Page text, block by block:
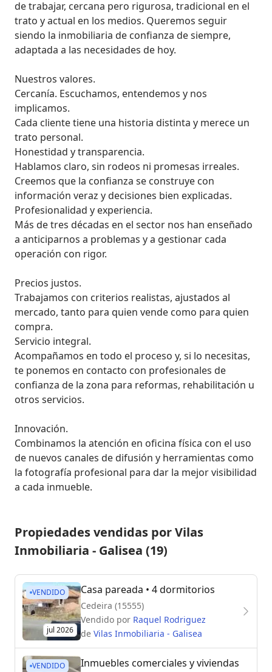
de trabajar, cercana pero rigurosa, tradicional en el
trato y actual en los medios. Queremos seguir
siendo la inmobiliaria de confianza de siempre,
adaptada a las necesidades de hoy.
Nuestros valores.
Cercanía. Escuchamos, entendemos y nos
implicamos.
Cada cliente tiene una historia distinta y merece un
trato personal.
Honestidad y transparencia.
Hablamos claro, sin rodeos ni promesas irreales.
Creemos que la confianza se construye con
información veraz y decisiones bien explicadas.
Profesionalidad y experiencia.
Más de tres décadas en el sector nos han enseñado
a anticiparnos a problemas y a gestionar cada
operación con rigor.
Precios justos.
Trabajamos con criterios realistas, ajustados al
mercado, tanto para quien vende como para quien
compra.
Servicio integral.
Acompañamos en todo el proceso y, si lo necesitas,
te ponemos en contacto con profesionales de
confianza de la zona para reformas, rehabilitación u
otros servicios.
Innovación.
Combinamos la atención en oficina física con el uso
de nuevos canales de difusión y herramientas como
la fotografía profesional para dar la mejor visibilidad
a cada inmueble.
Propiedades vendidas por Vilas
Inmobiliaria - Galisea (19)
VENDIDO
jul 2026
Casa pareada • 4 dormitorios
Cedeira (15555)
Vendido por Raquel Rodriguez
de Vilas Inmobiliaria - Galisea
VENDIDO Inmuebles comerciales y viviendas